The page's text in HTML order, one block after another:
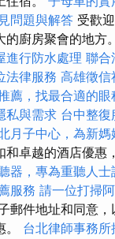
問題與解答 受歡
廚房聚會的地方。
進行防水處理 聯合
法律服務 高雄徵信
薦，找最合適的眼
私與需求 台中整
月子中心，為新
和卓越的酒店優惠
器，專為重聽人
服務 請一位打掃
郵件地址和同意
。 台北律師事務所